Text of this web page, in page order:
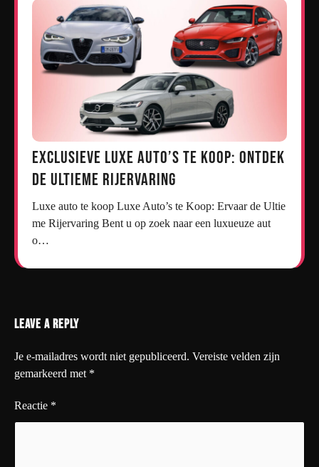
Exclusieve Luxe Auto’s te Koop: Ontdek
de Ultieme Rijervaring
Luxe auto te koop Luxe Auto’s te Koop: Ervaar de Ultie
me Rijervaring Bent u op zoek naar een luxueuze aut
o…
Leave a Reply
Je e-mailadres wordt niet gepubliceerd. Vereiste velden zijn
gemarkeerd met *
Reactie *